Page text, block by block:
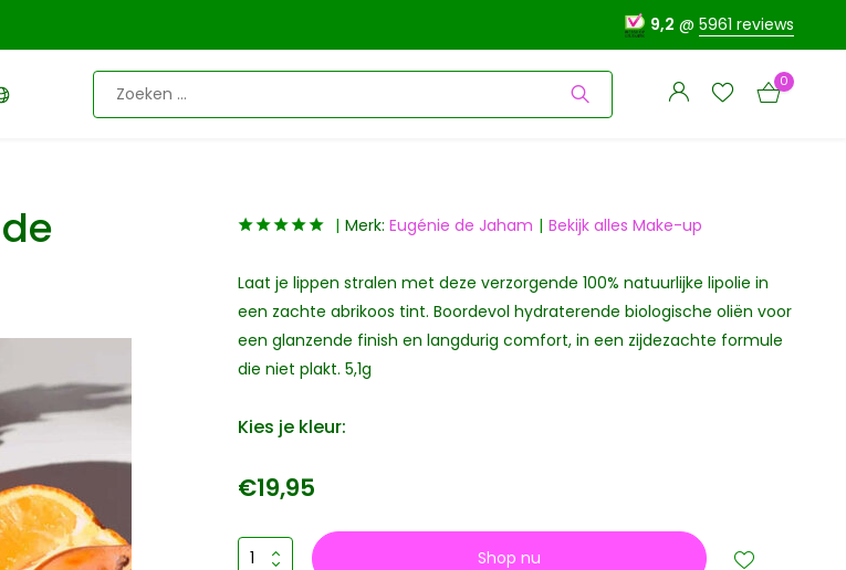
9,2 @ 5961 reviews
Account
aanmaken
Account
aanmaken
0
Merk: Eugénie de Jaham Bekijk alles Make-up
Laat je lippen stralen met deze verzorgende 100% natuurlijke lipolie in
een zachte abrikoos tint. Boordevol hydraterende biologische oliën voor
een glanzende finish en langdurig comfort, in een zijdezachte formule
die niet plakt. 5,1g
Kies je kleur:
€19,95
Shop nu